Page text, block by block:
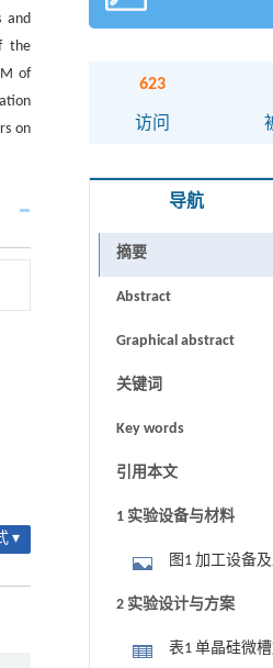
and
the
of
on
▾
623
访问
导航
摘要
Abstract
Graphical abstract
关键词
Key words
引用本文
1 实验设备与材料
图1 加工设备
2 实验设计与方案
表1 单晶硅微